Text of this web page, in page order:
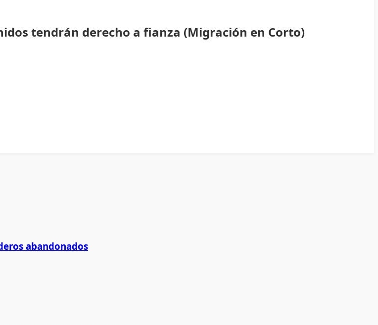
tendrán derecho a fianza (Migración en Corto)
abandonados